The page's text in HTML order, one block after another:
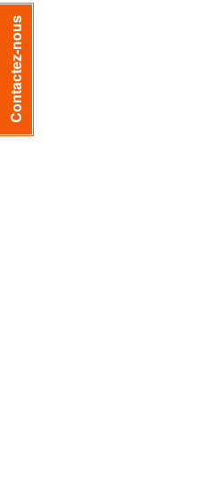
Contactez-nous